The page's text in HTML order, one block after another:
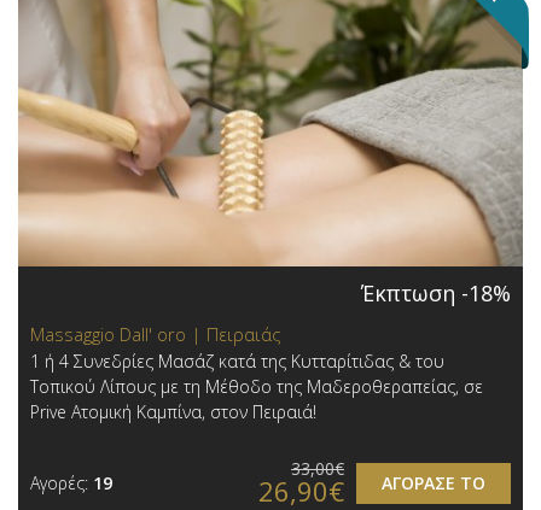
Έκπτωση -18%
Massaggio Dall' oro | Πειραιάς
1 ή 4 Συνεδρίες Μασάζ κατά της Κυτταρίτιδας & του
Τοπικού Λίπους με τη Μέθοδο της Μαδεροθεραπείας, σε
Prive Ατομική Καμπίνα, στον Πειραιά!
Αγορές: 19 ΑΓΟΡΑΣΕ ΤΟ
33,00€
26,90€